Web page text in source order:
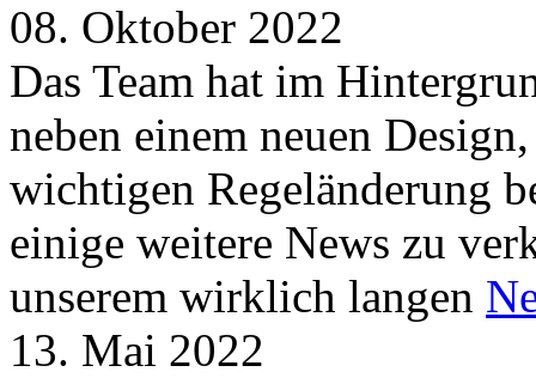
08. Oktober 2022
Das Team hat im
neben einem neuen
wichtigen Regeländerung
einige weitere News zu
unserem wirklich langen
13. Mai 2022